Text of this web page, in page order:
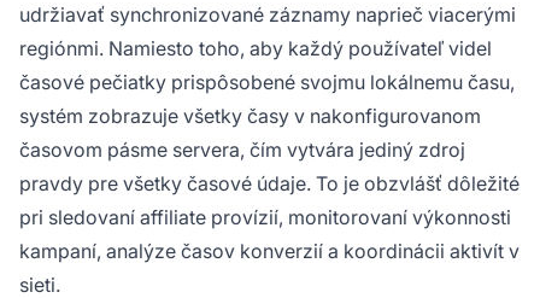
udržiavať synchronizované záznamy naprieč viacerými
regiónmi. Namiesto toho, aby každý používateľ videl
časové pečiatky prispôsobené svojmu lokálnemu času,
systém zobrazuje všetky časy v nakonfigurovanom
časovom pásme servera, čím vytvára jediný zdroj
pravdy pre všetky časové údaje. To je obzvlášť dôležité
pri sledovaní affiliate provízií, monitorovaní výkonnosti
kampaní, analýze časov konverzií a koordinácii aktivít v
sieti.